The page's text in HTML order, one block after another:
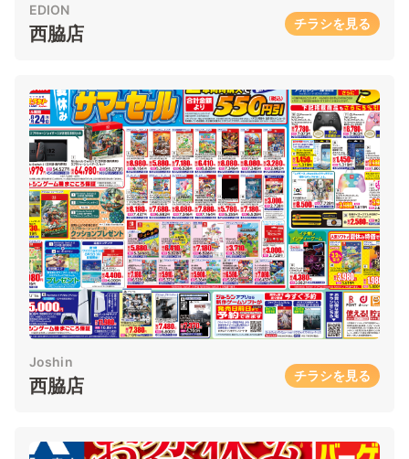
EDION
西脇店 チラシを見る
Joshin
西脇店 チラシを見る